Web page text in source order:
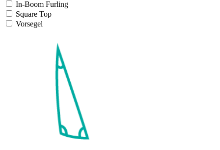
In-Boom Furling
Square Top
Vorsegel